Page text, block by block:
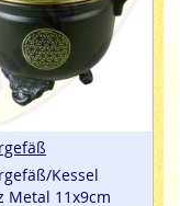
Kessel
Metal 11x9cm